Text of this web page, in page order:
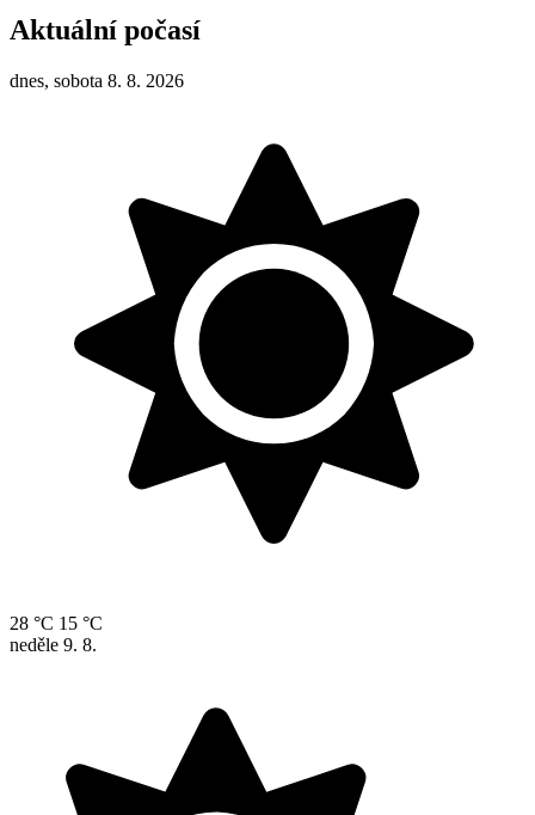
Aktuální počasí
dnes, sobota 8. 8. 2026
28 °C 15 °C
neděle 9. 8.